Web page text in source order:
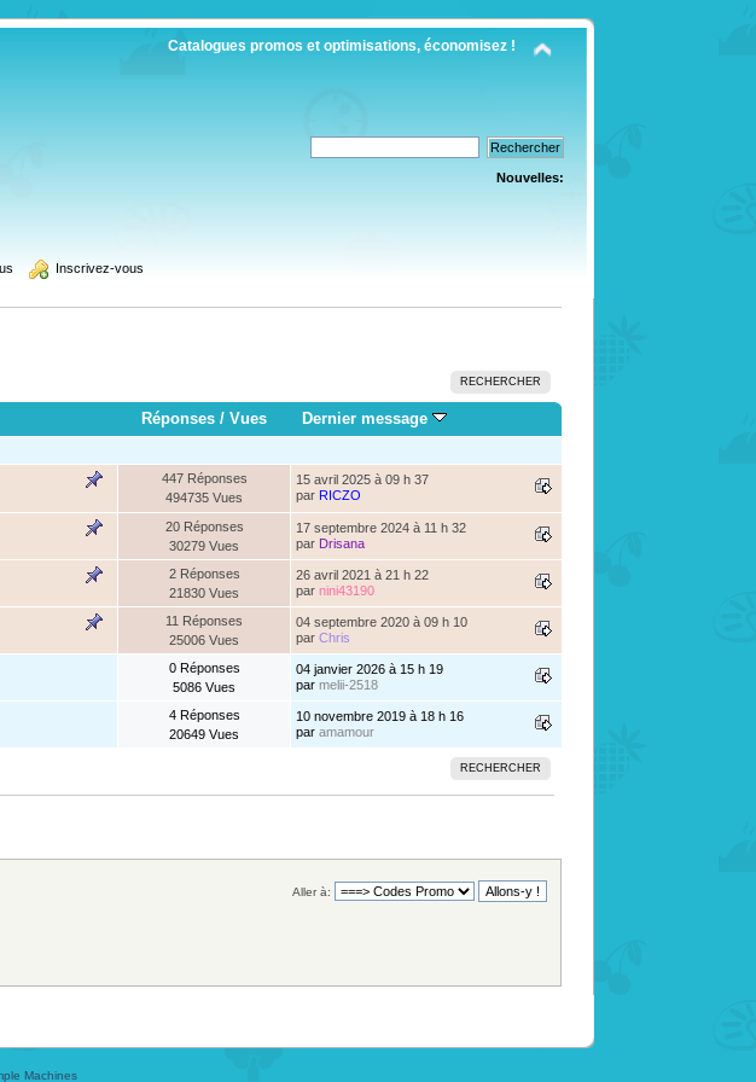
Catalogues promos et optimisations, économisez !
Nouvelles:
Inscrivez-vous
RECHERCHER
Réponses/ Vues Dernier message
447 Réponses
494735 Vues
15 avril 2025 à 09 h 37
par RICZO
20 Réponses
30279 Vues
17 septembre 2024 à 11 h 32
par Drisana
2 Réponses
21830 Vues
26 avril 2021 à 21 h 22
parnini43190
11 Réponses
25006 Vues
04 septembre 2020 à 09 h 10
parChris
0 Réponses
5086 Vues
04 janvier 2026 à 15 h 19
parmelii-2518
4 Réponses
20649 Vues
10 novembre 2019 à 18 h 16
paramamour
RECHERCHER
Aller à:
Machines